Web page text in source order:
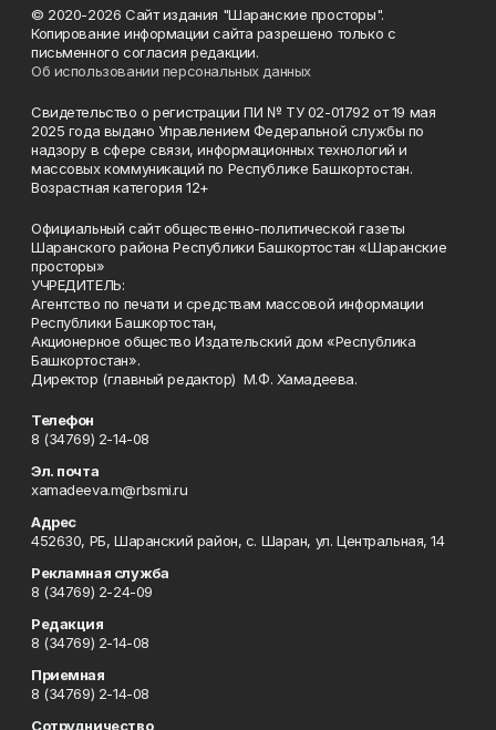
© 2020-2026 Сайт издания "Шаранские просторы".
Копирование информации сайта разрешено только с
письменного согласия редакции.
Об использовании персональных данных
Свидетельство о регистрации ПИ № ТУ 02-01792 от 19 мая
2025 года выдано Управлением Федеральной службы по
надзору в сфере связи, информационных технологий и
массовых коммуникаций по Республике Башкортостан.
Возрастная категория 12+
Официальный сайт общественно-политической газеты
Шаранского района Республики Башкортостан «Шаранские
просторы»
УЧРЕДИТЕЛЬ:
Агентство по печати и средствам массовой информации
Республики Башкортостан,
Акционерное общество Издательский дом «Республика
Башкортостан».
Директор (главный редактор) М.Ф. Хамадеева.
Телефон
8 (34769) 2-14-08
Эл. почта
xamadeeva.m@rbsmi.ru
Адрес
452630, РБ, Шаранский район, с. Шаран, ул. Центральная, 14
Рекламная служба
8 (34769) 2-24-09
Редакция
8 (34769) 2-14-08
Приемная
8 (34769) 2-14-08
Сотрудничество